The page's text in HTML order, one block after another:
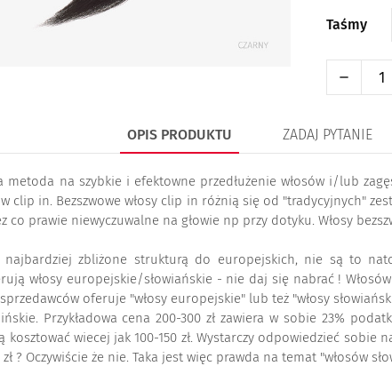
Taśmy
OPIS PRODUKTU ZADAJ PYTANIE
na szybkie i efektowne przedłużenie włosów i/lub
clip in. Bezszwowe włosy clip in różnią się od "tradycyjnych"
co prawie niewyczuwalne na głowie np przy dotyku. Włosy
najbardziej zbliżone strukturą do europejskich, nie są to
włosy europejskie/słowiańskie - nie daj się nabrać !
oferuje "włosy europejskie" lub też "włosy
Przykładowa cena 200-300 zł zawiera w sobie 23%
kosztować wiecej jak 100-150 zł. Wystarczy odpowiedzieć
zł ? Oczywiście że nie. Taka jest więc prawda na temat "włosów